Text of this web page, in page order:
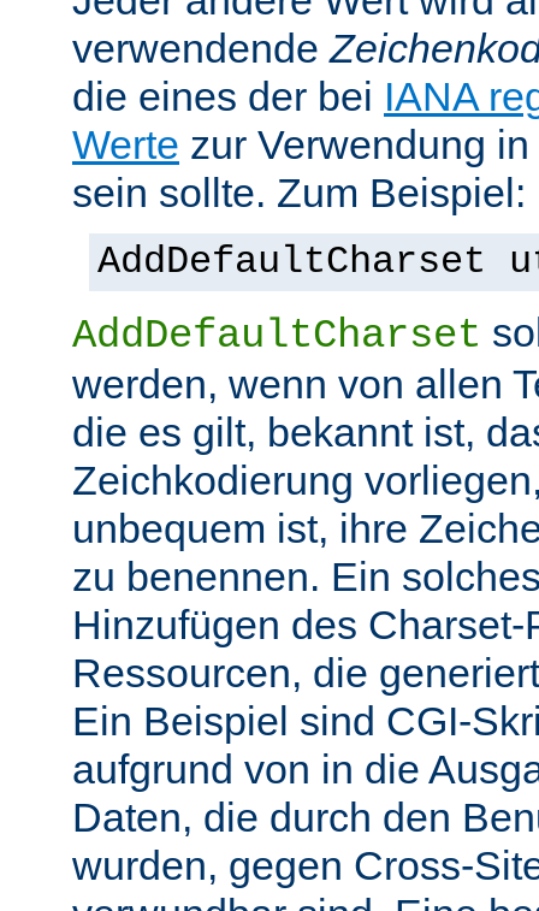
verwendende
die eines der bei IANA
Werte zur Verwendung
sein sollte. Zum Beispiel:
AddDefaultCharset
AddDefaultCharset
werden, wenn von allen
die es gilt, bekannt ist,
Zeichkodierung
unbequem ist, ihre
zu benennen. Ein
Hinzufügen des
Ressourcen, die
Ein Beispiel sind CGI-
aufgrund von in die
Daten, die durch den
wurden, gegen Cross-